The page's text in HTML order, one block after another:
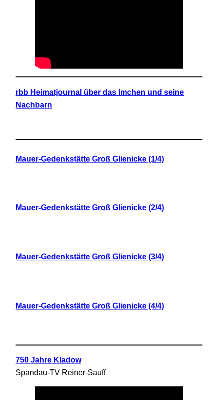
rbb Heimatjournal über das Imchen und seine
Nachbarn
Mauer-Gedenkstätte Groß Glienicke (1/4)
Mauer-Gedenkstätte Groß Glienicke (2/4)
Mauer-Gedenkstätte Groß Glienicke (3/4)
Mauer-Gedenkstätte Groß Glienicke (4/4)
750 Jahre Kladow
Spandau-TV Reiner-Sauff